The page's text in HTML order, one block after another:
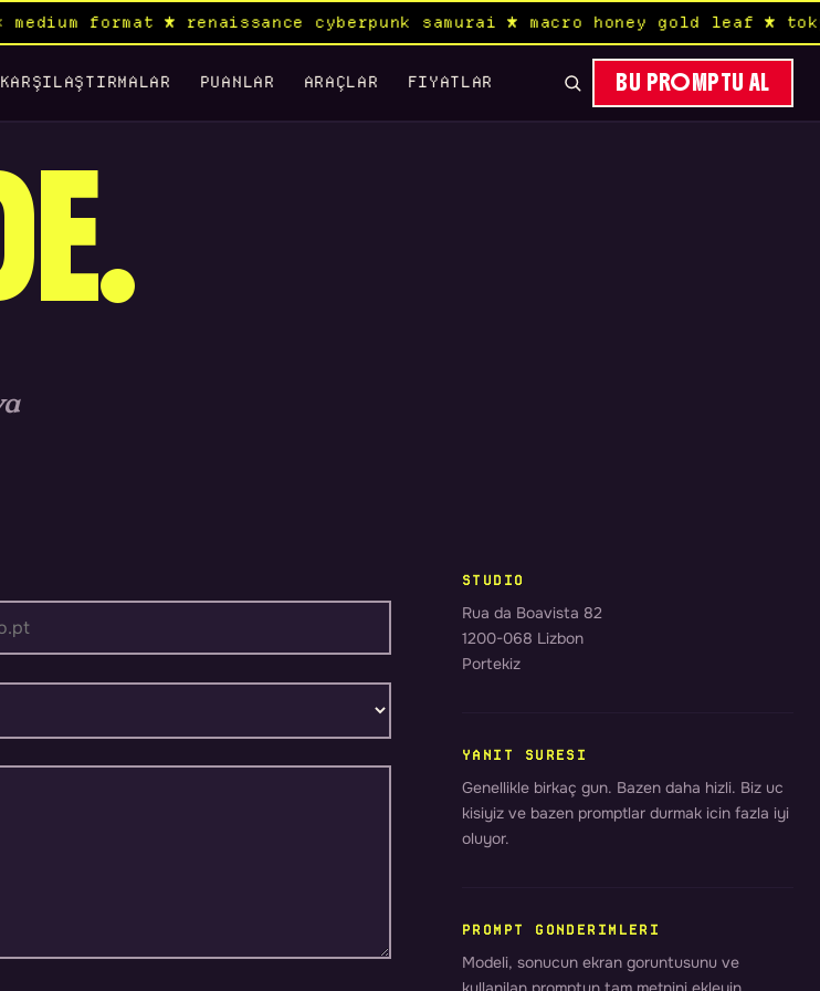
format ★ renaissance cyberpunk samurai ★ macro honey
KARŞILAŞTIRMALAR PUANLAR ARAÇLAR FIYATLAR BU PROMPTU AL
STUDIO
Rua da Boavista 82
1200-068 Lizbon
Portekiz
YANIT SURESI
Genellikle birkaç gun. Bazen daha hizli. Biz uc
kisiyiz ve bazen promptlar durmak icin fazla iyi
oluyor.
PROMPT GONDERIMLERI
Modeli, sonucun ekran goruntusunu ve